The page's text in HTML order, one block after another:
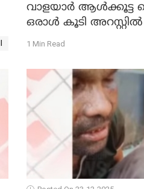
വാളയാര്‍ ആള്‍ക്കൂട്ട
ഒരാള്‍ കൂടി അറസ്റ്റില്‍
1 Min Read